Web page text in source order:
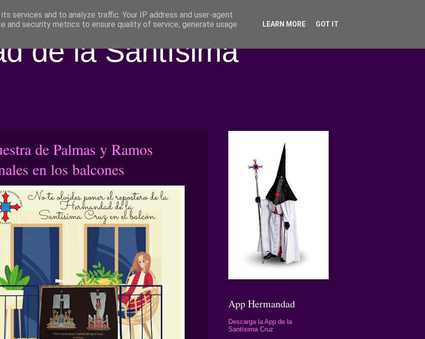
de la Santísima
de Palmas y Ramos
en los balcones
App Hermandad
Descarga la App de la
Santísima Cruz
services and to analyze traffic. Your IP address and user-agent
and security metrics to ensure quality of service, generate usage
LEARN MORE GOT IT